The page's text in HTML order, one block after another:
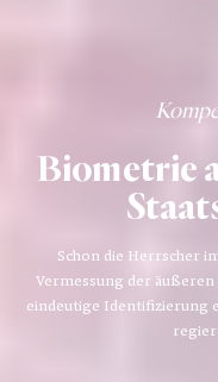
Biometrie
Schon die Herrscher
Vermessung der äußeren
eindeutige Identifizierung